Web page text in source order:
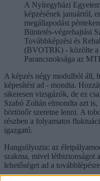
A Nyíregyházi
képzésének januártól,
megállapodást
Büntetés-végrehajtási
Továbbképzési és
(BVOTRK) - közölte a
Parancsnoksága az
A képzés négy modulból áll,
képesítést ad - mondta.
sikeresen vizsgázók, de ez
Szabó Zoltán elmondta azt
börtönőr szeretne lenni. A
részben a folyamatos
igazgató.
Hangsúlyozta: az
szakma, mivel létbiztonságot
lehetőséget ad a